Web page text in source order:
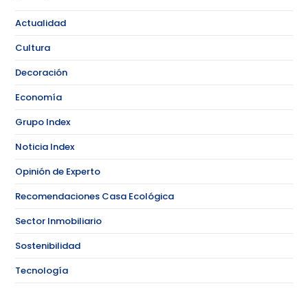
Actualidad
Cultura
Decoración
Economía
Grupo Index
Noticia Index
Opinión de Experto
Recomendaciones Casa Ecológica
Sector Inmobiliario
Sostenibilidad
Tecnología